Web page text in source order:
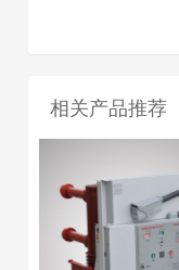
相关产品推荐